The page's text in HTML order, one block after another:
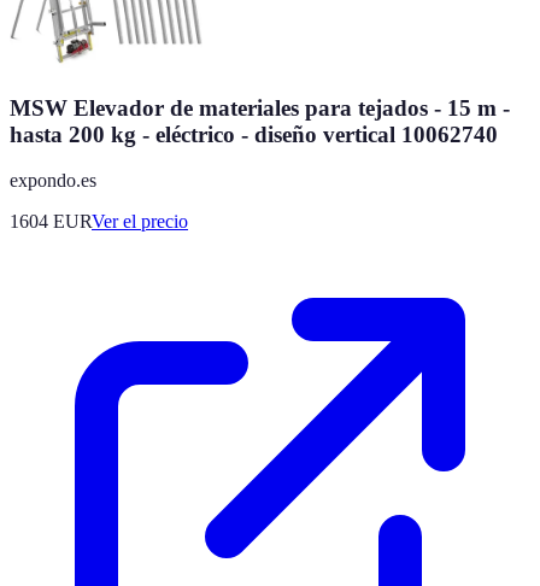
MSW Elevador de materiales para tejados - 15 m -
hasta 200 kg - eléctrico - diseño vertical 10062740
expondo.es
1604 EURVer el precio